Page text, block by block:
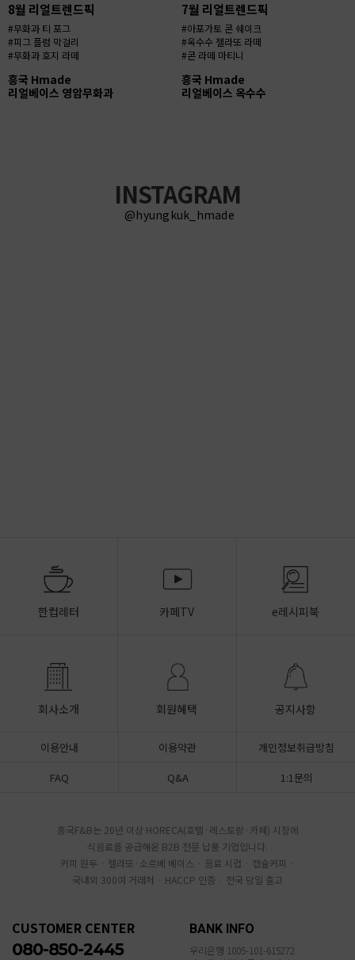
8월 리얼트렌드픽
#무화과 티 포그
#피그 플럼 막걸리
#무화과 호지 라떼
흥국 Hmade
리얼베이스 영암무화과
7월 리얼트렌드픽
#아포가토 콘 쉐이크
#옥수수 젤라또 라떼
#콘 라떼 마티니
흥국 Hmade
리얼베이스 옥수수
INSTAGRAM
@hyungkuk_hmade
한컵레터 카페TV e레시피북
회사소개 회원혜택 공지사항
이용안내 이용약관
개인정보취급방침
FAQ
Q&A 1:1문의
흥국F&B는 20년 이상 HORECA(호텔·레스토랑·카페) 시장에
식음료를 공급해온 B2B 전문 납품 기업입니다.
커피 원두 · 젤라또·소르베 베이스 · 음료 시럽 · 캡슐커피 ·
국내외 300여 거래처 · HACCP 인증 · 전국 당일 출고
CUSTOMER CENTER
080-850-2445
BANK INFO
우리은행 1005-101-615272